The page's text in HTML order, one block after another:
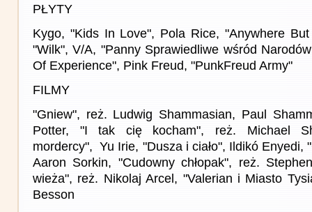
PŁYTY
Kygo, "Kids In Love", Pola Rice, "Anywhere
"Wilk", V/A, "Panny Sprawiedliwe wśród
Of Experience", Pink Freud, "PunkFreud Army"
FILMY
"Gniew", reż. Ludwig Shammasian, Paul
Potter, "I tak cię kocham", reż. Michael
mordercy", Yu Irie, "Dusza i ciało", Ildikó Enyedi,
Aaron Sorkin, "Cudowny chłopak", reż.
wieża", reż. Nikolaj Arcel, "Valerian i Miasto
Besson